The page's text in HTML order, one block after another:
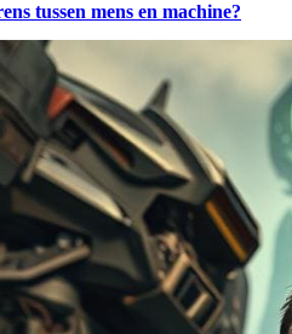
tussen mens en machine?